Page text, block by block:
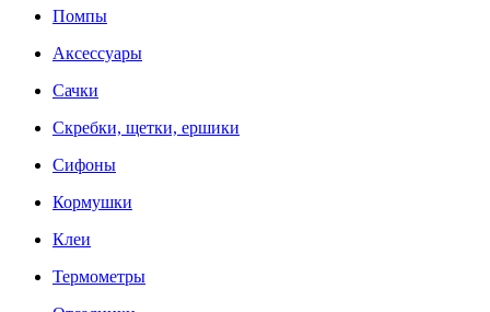
Помпы
Аксессуары
Сачки
Скребки, щетки, ершики
Сифоны
Кормушки
Клеи
Термометры